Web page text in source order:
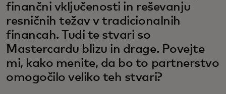
finančni vključenosti in reševanju
resničnih težav v tradicionalnih
financah. Tudi te stvari so
Mastercardu blizu in drage. Povejte
mi, kako menite, da bo to partnerstvo
omogočilo veliko teh stvari?